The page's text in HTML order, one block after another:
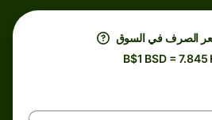
في السوق
B$1 BSD =